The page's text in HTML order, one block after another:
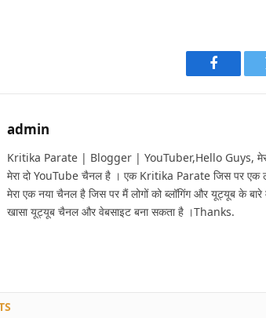
admin
Kritika Parate | Blogger | YouTuber,Hello Guys,
मेरा दो YouTube चैनल है । एक Kritika Parate जिस पर
मेरा एक नया चैनल है जिस पर मैं लोगों को ब्लॉगिंग और यूट्यूब के
खासा यूट्यूब चैनल और वेबसाइट बना सकता है ।Thanks.